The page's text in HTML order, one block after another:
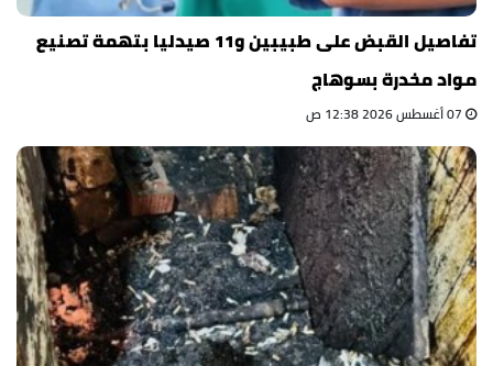
تفاصيل القبض على طبيبين و11 صيدليا بتهمة تصنيع
مواد مخدرة بسوهاج